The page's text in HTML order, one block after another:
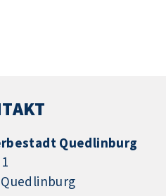
Quedlinburg
Quedlinburg